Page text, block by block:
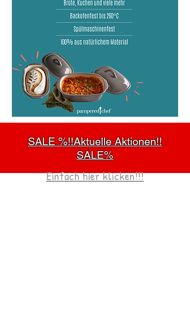
SALE %!!Aktuelle Aktionen!!
SALE%
Einfach hier klicken!!!